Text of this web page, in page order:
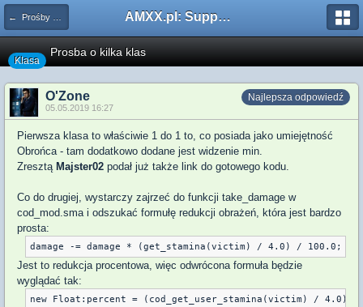
← Prośby o Klasę/Perk AMXX.pl: Support AMX Mod X i SourceMod
Klasa
Prosba o kilka klas
Najlepsza odpowiedź
O'Zone
05.05.2019 16:27
Pierwsza klasa to właściwie 1 do 1 to, co posiada jako umiejętność
Obrońca - tam dodatkowo dodane jest widzenie min.
Zresztą Majster02 podał już także link do gotowego kodu.
Co do drugiej, wystarczy zajrzeć do funkcji take_damage w
cod_mod.sma i odszukać formułę redukcji obrażeń, która jest bardzo
prosta:
Jest to redukcja procentowa, więc odwrócona formuła będzie
wyglądać tak:
new Float:percent = (cod_get_user_stamina(victim) / 4.0) /